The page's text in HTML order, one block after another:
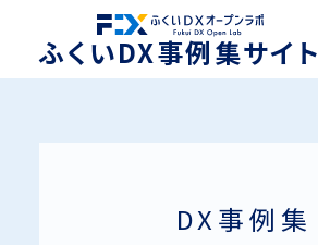
ふくいDX事例集サイト
DX事例集